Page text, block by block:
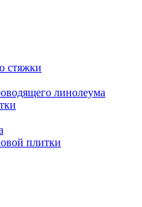
стяжки
линолеума
плитки